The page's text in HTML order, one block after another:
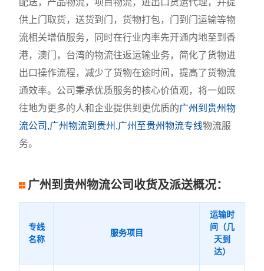
配送，产品物流，项目物流，进出口货运代理，并提
供上门取货，送货到门，货物打包，门到门运输等物
流相关增值服务，同时在行业内率先开通内地至到香
港，澳门，台湾的物流往返运输业务，简化了货物进
出口操作流程，减少了货物在途时间，提高了货物流
通效率。公司秉承优质服务的核心价值观，将一如既
往地为更多的人和企业提供到更优质的广州到贵州物
流公司,广州物流到贵州,广州至贵州物流专线物流服
务。
广州到贵州物流公司收货及派送概况：
专线
名称
服务项目
运输时
间（几
天到
达）